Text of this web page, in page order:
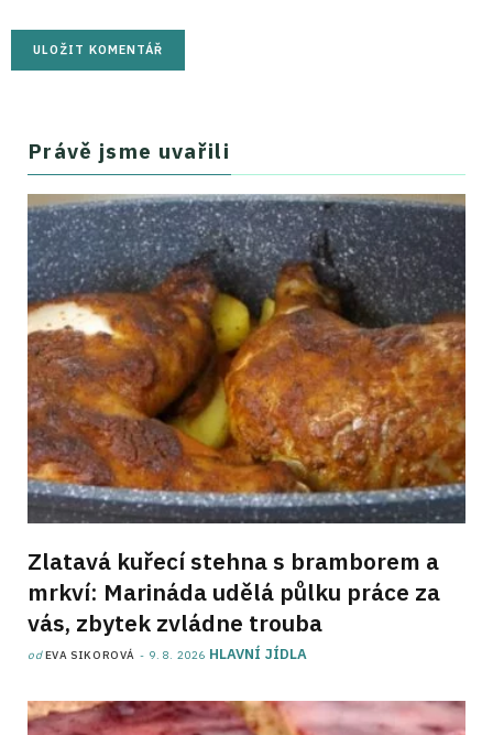
Právě jsme uvařili
Zlatavá kuřecí stehna s bramborem a
mrkví: Marináda udělá půlku práce za
vás, zbytek zvládne trouba
odEVA SIKOROVÁ 9. 8. 2026 HLAVNÍ JÍDLA